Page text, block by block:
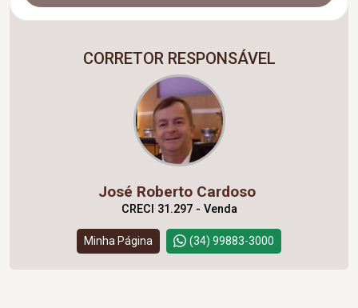
CORRETOR RESPONSÁVEL
José Roberto Cardoso
CRECI 31.297 - Venda
Minha Página (34) 99883-3000